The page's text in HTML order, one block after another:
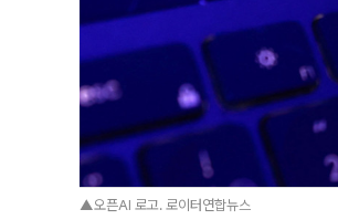
▲오픈AI 로고. 로이터연합뉴스